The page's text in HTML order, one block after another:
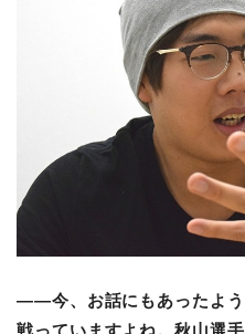
――今、お話にもあったよう